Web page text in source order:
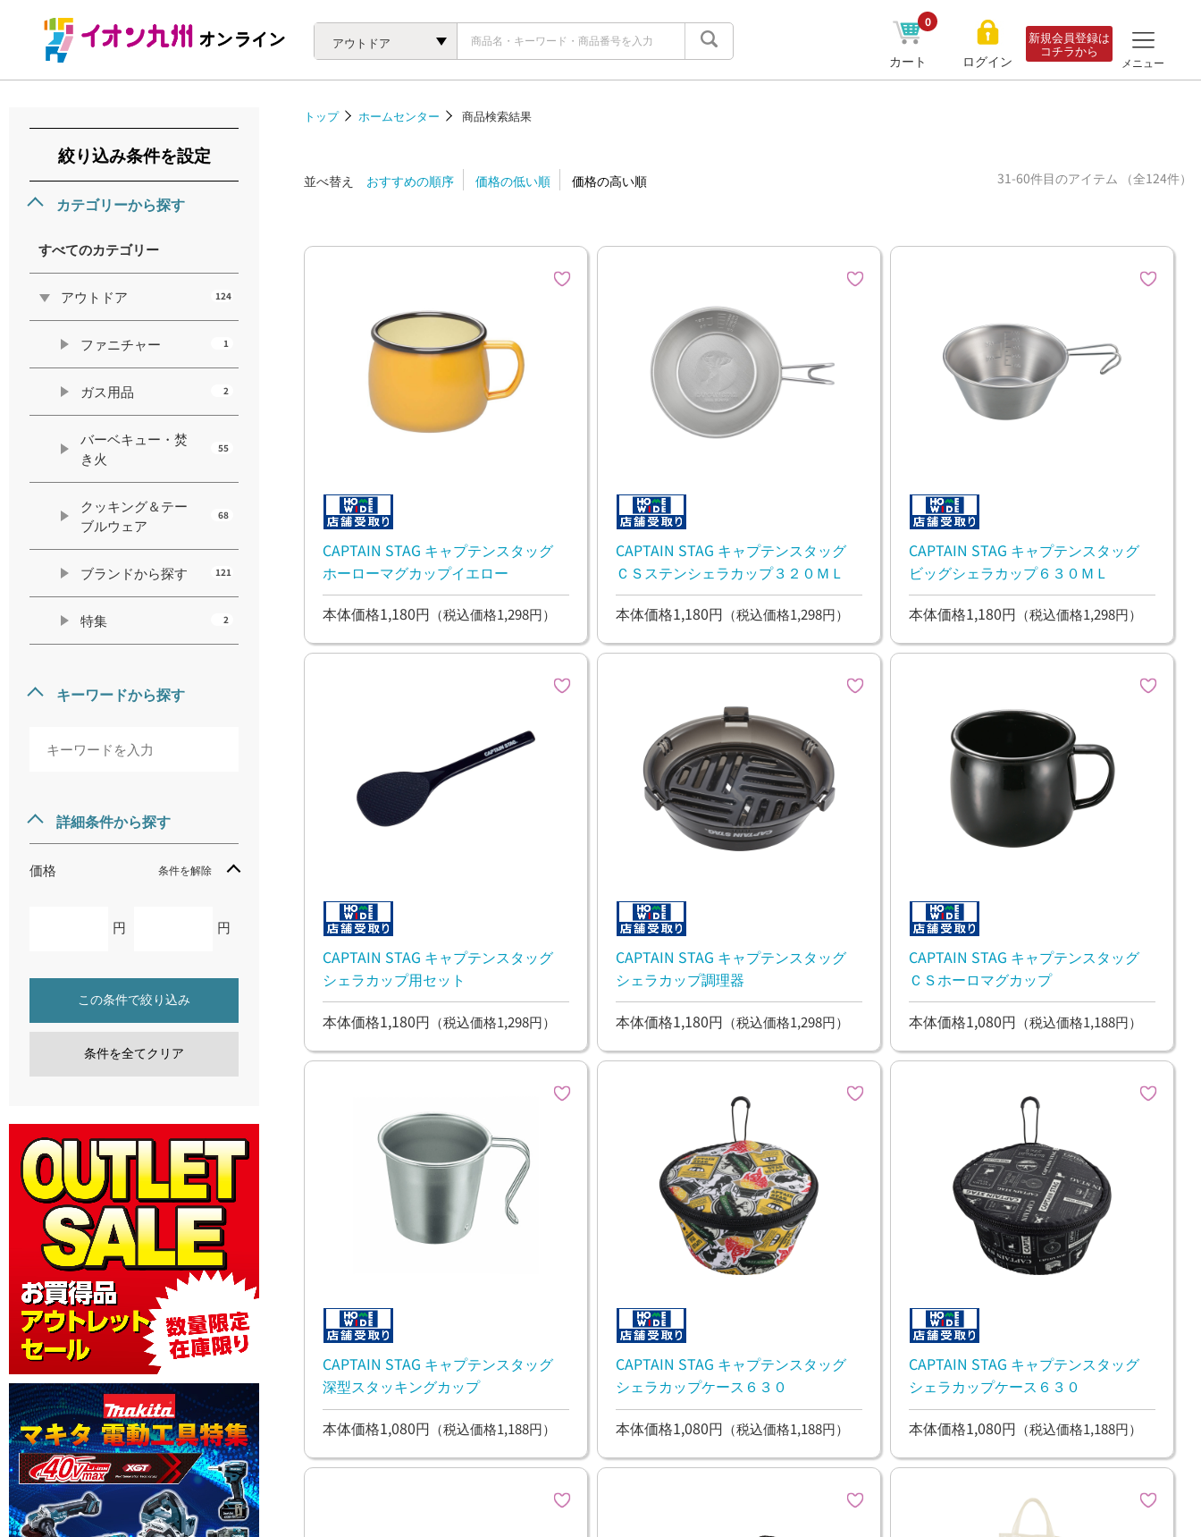
アウトドア
カート
0
ログイン
新規会員登録は
コチラから
メニュー
絞り込み条件を設定
カテゴリーから探す
すべてのカテゴリー
アウトドア 124
ファニチャー 1
ガス用品 2
バーベキュー・焚
き火
55
クッキング＆テー
ブルウェア
68
ブランドから探す 121
特集 2
キーワードから探す
詳細条件から探す
価格 条件を解除
円 円
この条件で絞り込み
条件を全てクリア
トップ ホームセンター 商品検索結果
並べ替え おすすめの順序 価格の低い順 価格の高い順 31-60件目のアイテム （全124件）
CAPTAIN STAG キャプテンスタッグ
ホーローマグカップイエロー
本体価格1,180円 （税込価格1,298円）
CAPTAIN STAG キャプテンスタッグ
ＣＳステンシェラカップ３２０ＭＬ
本体価格1,180円 （税込価格1,298円）
CAPTAIN STAG キャプテンスタッグ
ビッグシェラカップ６３０ＭＬ
本体価格1,180円 （税込価格1,298円）
CAPTAIN STAG キャプテンスタッグ
シェラカップ用セット
本体価格1,180円 （税込価格1,298円）
CAPTAIN STAG キャプテンスタッグ
シェラカップ調理器
本体価格1,180円 （税込価格1,298円）
CAPTAIN STAG キャプテンスタッグ
ＣＳホーロマグカップ
本体価格1,080円 （税込価格1,188円）
CAPTAIN STAG キャプテンスタッグ
深型スタッキングカップ
本体価格1,080円 （税込価格1,188円）
CAPTAIN STAG キャプテンスタッグ
シェラカップケース６３０
本体価格1,080円 （税込価格1,188円）
CAPTAIN STAG キャプテンスタッグ
シェラカップケース６３０
本体価格1,080円 （税込価格1,188円）